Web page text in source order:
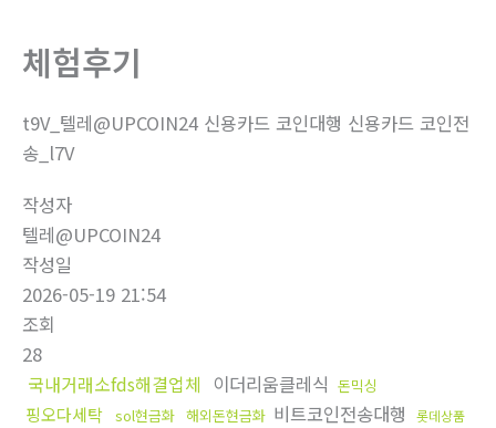
체험후기
t9V_텔레@UPCOIN24 신용카드 코인대행 신용카드 코인전
송_l7V
작성자
텔레@UPCOIN24
작성일
2026-05-19 21:54
조회
28
국내거래소fds해결업체 이더리움클레식 돈믹싱
핑오다세탁 sol현금화 해외돈현금화 비트코인전송대행
롯데상품